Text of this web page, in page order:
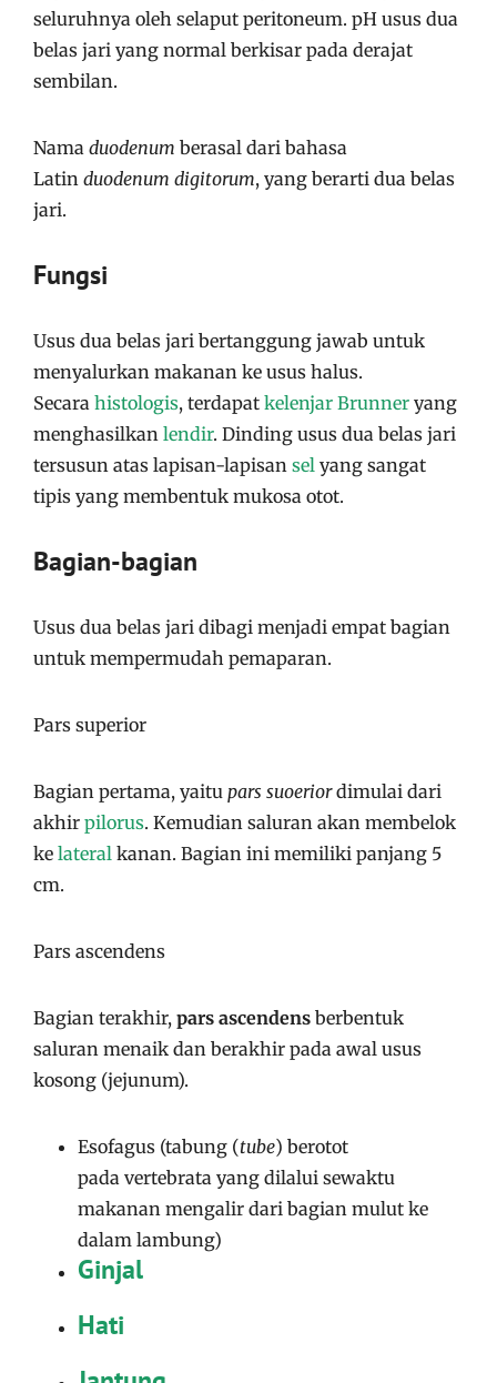
seluruhnya oleh selaput peritoneum. pH usus dua
belas jari yang normal berkisar pada derajat
sembilan.
Nama duodenum berasal dari bahasa
Latin duodenum digitorum, yang berarti dua belas
jari.
Fungsi
Usus dua belas jari bertanggung jawab untuk
menyalurkan makanan ke usus halus.
Secara histologis, terdapat kelenjar Brunner yang
menghasilkan lendir. Dinding usus dua belas jari
tersusun atas lapisan-lapisan sel yang sangat
tipis yang membentuk mukosa otot.
Bagian-bagian
Usus dua belas jari dibagi menjadi empat bagian
untuk mempermudah pemaparan.
Pars superior
Bagian pertama, yaitu pars suoeriordimulai dari
akhir pilorus. Kemudian saluran akan membelok
ke lateral kanan. Bagian ini memiliki panjang 5
cm.
Pars ascendens
Bagian terakhir, pars ascendens berbentuk
saluran menaik dan berakhir pada awal usus
kosong (jejunum).
Esofagus (tabung (tube) berotot
pada vertebrata yang dilalui sewaktu
makanan mengalir dari bagian mulut ke
dalam lambung)
Ginjal
Hati